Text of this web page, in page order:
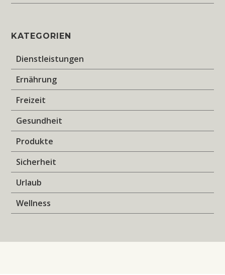
KATEGORIEN
Dienstleistungen
Ernährung
Freizeit
Gesundheit
Produkte
Sicherheit
Urlaub
Wellness